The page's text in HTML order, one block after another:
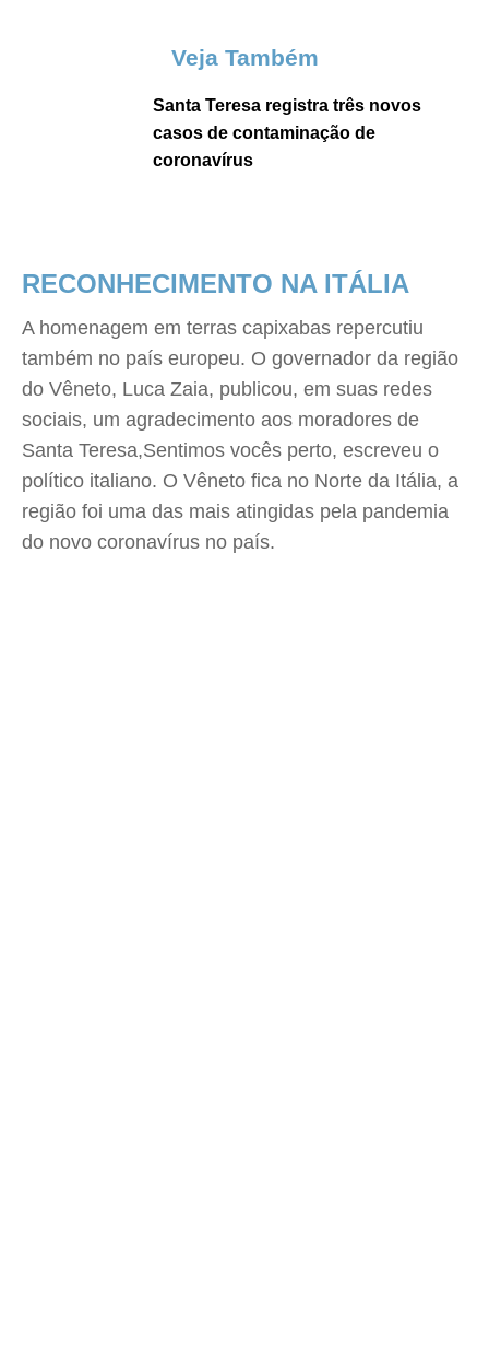
Veja Também
Santa Teresa registra três novos
casos de contaminação de
coronavírus
RECONHECIMENTO NA ITÁLIA
A homenagem em terras capixabas repercutiu
também no país europeu. O governador da região
do Vêneto, Luca Zaia, publicou, em suas redes
sociais, um agradecimento aos moradores de
Santa Teresa,Sentimos vocês perto, escreveu o
político italiano. O Vêneto fica no Norte da Itália, a
região foi uma das mais atingidas pela pandemia
do novo coronavírus no país.